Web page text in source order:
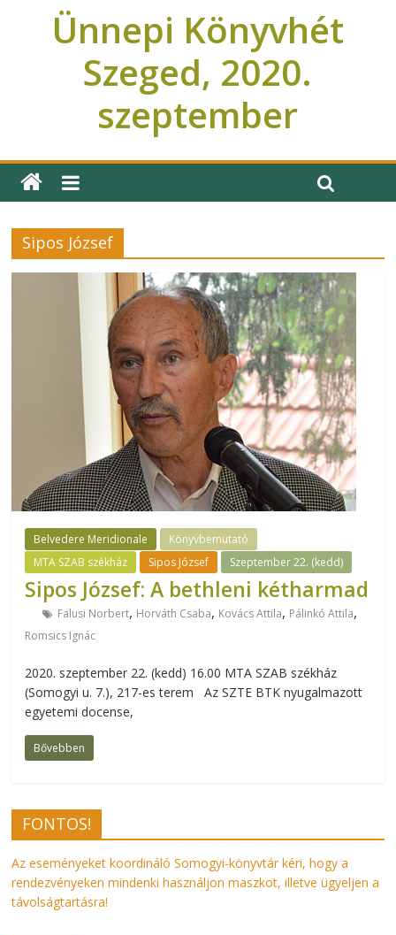
Ünnepi Könyvhét
Szeged, 2020.
szeptember
Sipos József
Belvedere Meridionale
Könyvbemutató
MTA SZAB székház
Sipos József Szeptember 22. (kedd)
Sipos József: A bethleni kétharmad
Falusi Norbert, Horváth Csaba, Kovács Attila, Pálinkó Attila,
Romsics Ignác
2020. szeptember 22. (kedd) 16.00 MTA SZAB székház
(Somogyi u. 7.), 217-es terem Az SZTE BTK nyugalmazott
egyetemi docense,
Bővebben
FONTOS!
Az eseményeket koordináló Somogyi-könyvtár kéri, hogy a
rendezvényeken mindenki használjon maszkot, illetve ügyeljen a
távolságtartásra!